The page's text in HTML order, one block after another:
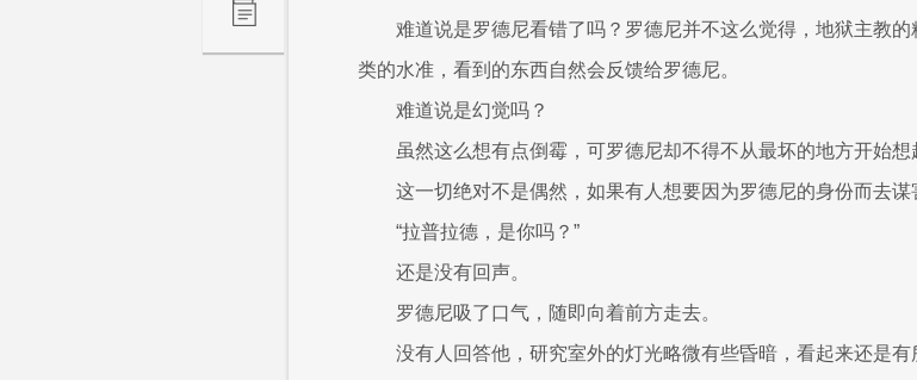
难道说是罗德尼看错了吗？罗德尼并不这么觉得，地狱主教
类的水准，看到的东西自然会反馈给罗德尼。
难道说是幻觉吗？
虽然这么想有点倒霉，可罗德尼却不得不从最坏的地方开始想
这一切绝对不是偶然，如果有人想要因为罗德尼的身份而去谋
“拉普拉德，是你吗？”
还是没有回声。
罗德尼吸了口气，随即向着前方走去。
没有人回答他，研究室外的灯光略微有些昏暗，看起来还是